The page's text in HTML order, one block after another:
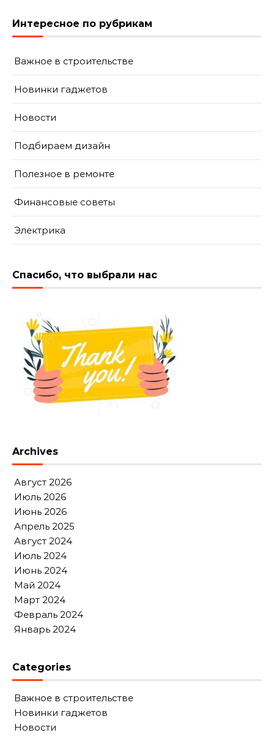
Интересное по рубрикам
Важное в строительстве
Новинки гаджетов
Новости
Подбираем дизайн
Полезное в ремонте
Финансовые советы
Электрика
Спасибо, что выбрали нас
Archives
Август 2026
Июль 2026
Июнь 2026
Апрель 2025
Август 2024
Июль 2024
Июнь 2024
Май 2024
Март 2024
Февраль 2024
Январь 2024
Categories
Важное в строительстве
Новинки гаджетов
Новости